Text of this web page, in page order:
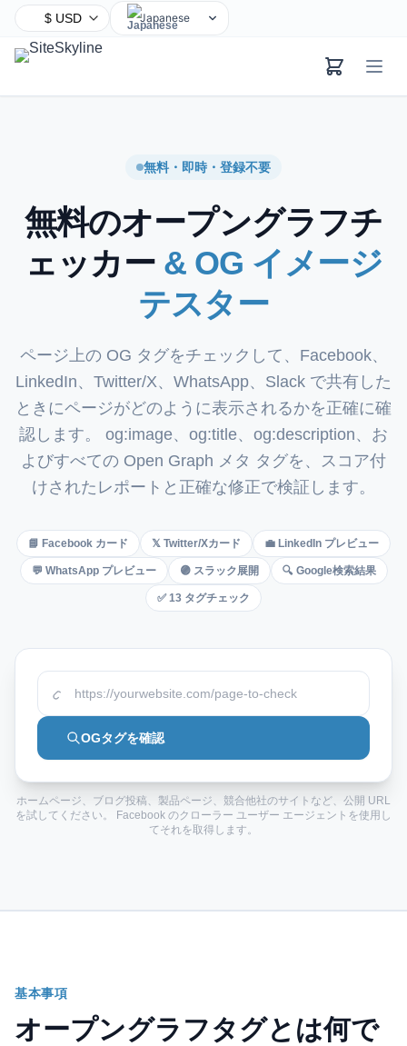
Japanese
Arabic
Bengali
Portuguese
Russian
Urdu
Indonesian
German
Turkish
Korean
Italian
Vietnamese
Danish
無料・即時・登録不要
無料のオープングラフチ
ェッカー & OG イメージ
テスター
ページ上の OG タグをチェックして、Facebook、
LinkedIn、Twitter/X、WhatsApp、Slack で共有した
ときにページがどのように表示されるかを正確に確
認します。 og:image、og:title、og:description、お
よびすべての Open Graph メタ タグを、スコア付
けされたレポートと正確な修正で検証します。
📘 Facebook カード 𝕏 Twitter/Xカード 💼 LinkedIn プレビュー
💬 WhatsApp プレビュー 🟣 スラック展開 🔍 Google検索結果
✅ 13 タグチェック
OGタグを確認
ホームページ、ブログ投稿、製品ページ、競合他社のサイトなど、公開 URL
を試してください。 Facebook のクローラー ユーザー エージェントを使用し
てそれを取得します。
基本事項
オープングラフタグとは何で